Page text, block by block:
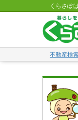
くらさぽ
不動産検